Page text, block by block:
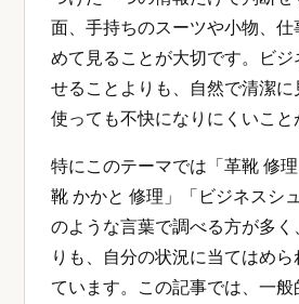
面、手持ちのスーツや小物、
めて見ることが大切です。ビ
せることよりも、自然で清潔に
使っても不快になりにくいこと
特にこのテーマでは「革靴 修
靴 かかと 修理」「ビジネスシ
のような言葉で調べる方が多く
りも、自分の状況に当てはめ
ています。この記事では、一般